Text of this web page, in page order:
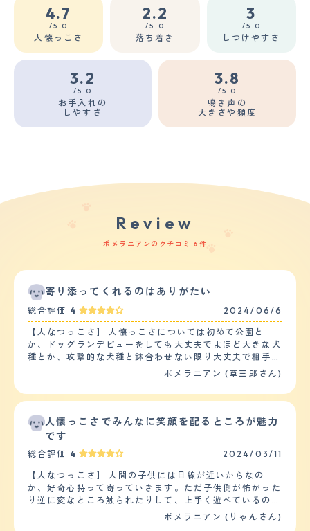
4.7
/5.0
人懐っこさ
2.2
/5.0
落ち着き
3
/5.0
しつけやすさ
3.2
/5.0
お手入れの
しやすさ
3.8
/5.0
鳴き声の
大きさや頻度
Review
ポメラニアンのクチコミ 6件
寄り添ってくれるのはありがたい
総合評価 4 2024/06/6
【人なつっこさ】 人懐っこさについては初めて公園と
か、ドッグランデビューをしても大丈夫でよほど大きな犬
種とか、攻撃的な犬種と鉢合わせない限り大丈夫で相手の
ペットを傷つけるような行動をとることはないです。ほか
のペットとの相性ですが、アメリカンショートヘアの猫ち
ゃんとの相性も申し分なく、仲良くやっており、相手にか
ペットが嫌がっている様子などの理解が少し低いので相手
側のペットから攻撃を受けることもあります。 【落ち着
き】 落ち着きについては若干落ち着きが乏しく、室内で
飼育するに際してしつけを厳しくしないといけないです。
なんというか、活動的でほかの子たちと遊びたいという気
持ちが強いんですけど、ほかの子は疲れているのか遊びた
くないという感じで活動的で、えさを食べ終わるのも早い
ように見えました。 【しつけやすさ】 しつけについては
しつけやすく、賢いように思えます。何をすると飼い主が
ポメラニアン (草三郎さん)
人懐っこさでみんなに笑顔を配るところが魅力
です
総合評価 4 2024/03/11
【人なつっこさ】 人間の子供には目線が近いからなの
か、好奇心持って寄っていきます。ただ子供側が怖がった
り逆に変なところ触られたりして、上手く遊べているのか
な？とは思ったりします。大人に対してもおやつ等があれ
ば寄っていくので、人懐っこい方だと思いました。犬には
ポメラニアン (りゃんさん)